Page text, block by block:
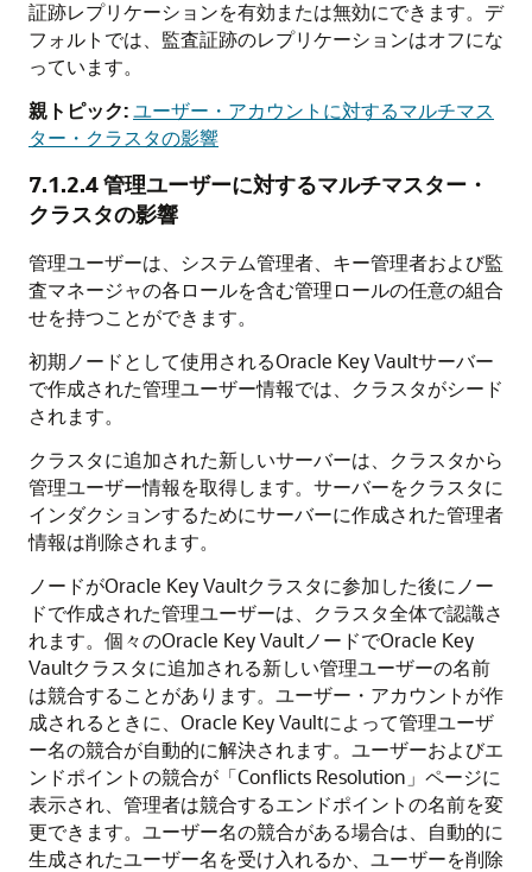
証跡レプリケーションを有効または無効にできます。デ
フォルトでは、監査証跡のレプリケーションはオフにな
っています。
親トピック:ユーザー・アカウントに対するマルチマス
ター・クラスタの影響
7.1.2.4管理ユーザーに対するマルチマスター・
クラスタの影響
管理ユーザーは、システム管理者、キー管理者および監
査マネージャの各ロールを含む管理ロールの任意の組合
せを持つことができます。
初期ノードとして使用されるOracle Key Vaultサーバー
で作成された管理ユーザー情報では、クラスタがシード
されます。
クラスタに追加された新しいサーバーは、クラスタから
管理ユーザー情報を取得します。サーバーをクラスタに
インダクションするためにサーバーに作成された管理者
情報は削除されます。
ノードがOracle Key Vaultクラスタに参加した後にノー
ドで作成された管理ユーザーは、クラスタ全体で認識さ
れます。個々のOracle Key VaultノードでOracle Key
Vaultクラスタに追加される新しい管理ユーザーの名前
は競合することがあります。ユーザー・アカウントが作
成されるときに、Oracle Key Vaultによって管理ユーザ
ー名の競合が自動的に解決されます。ユーザーおよびエ
ンドポイントの競合が「Conflicts Resolution」ページに
表示され、管理者は競合するエンドポイントの名前を変
更できます。ユーザー名の競合がある場合は、自動的に
生成されたユーザー名を受け入れるか、ユーザーを削除